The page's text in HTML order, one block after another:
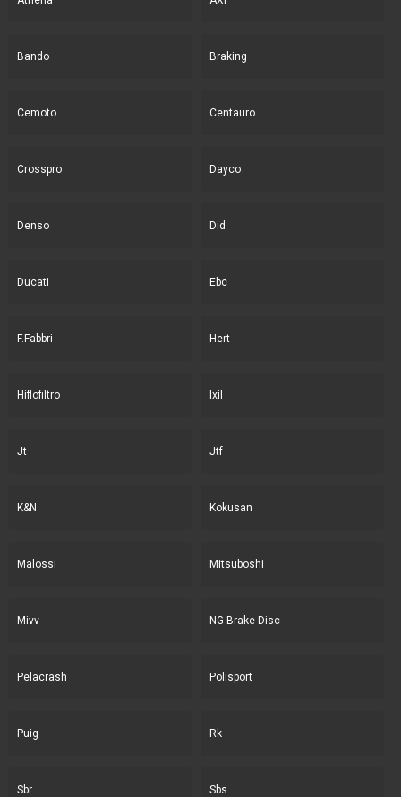
Bando Braking
Cemoto Centauro
Crosspro Dayco
Denso Did
Ducati Ebc
F.Fabbri Hert
Hiflofiltro Ixil
Jt Jtf
K&N Kokusan
Malossi Mitsuboshi
Mivv NG Brake Disc
Pelacrash Polisport
Puig Rk
Sbr Sbs